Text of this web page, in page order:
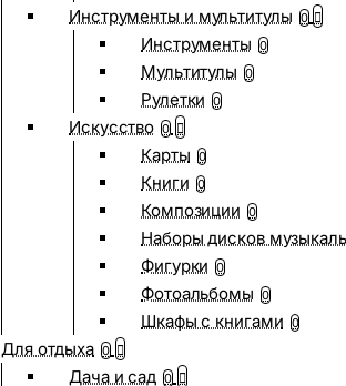
Инструменты и мультитулы 0
Инструменты 0
Мультитулы 0
Рулетки 0
Искусство 0
Карты 0
Книги 0
Композиции 0
Наборы дисков
Фигурки 0
Фотоальбомы 0
Шкафы с книгами 0
Для отдыха 0
Дача и сад 0